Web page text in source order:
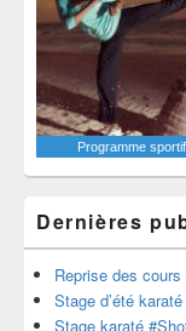
Programme
Dernières
Reprise des
Stage d’été
Stage karaté